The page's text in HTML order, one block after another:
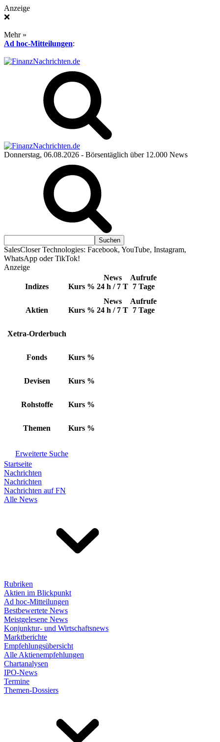
Anzeige
❌
Mehr »
Ad hoc-Mitteilungen:
Donnerstag, 06.08.2026 - Börsentäglich über 12.000 News
SalesCloser Technologies: Facebook, YouTube, Instagram,
WhatsApp oder TikTok!
Anzeige
Indizes Kurs %
News
24 h / 7 T
Aufrufe
7 Tage
Aktien Kurs %
News
24 h / 7 T
Aufrufe
7 Tage
Xetra-Orderbuch
Fonds Kurs %
Devisen Kurs %
Rohstoffe Kurs %
Themen Kurs %
Erweiterte Suche
Startseite
Nachrichten
Nachrichten
Nachrichten auf FN
Alle News
Rubriken
Aktien im Blickpunkt
Ad hoc-Mitteilungen
Bestbewertete News
Meistgelesene News
Konjunktur- und Wirtschaftsnews
Marktberichte
Empfehlungsübersicht
Alle Aktienempfehlungen
Chartanalysen
IPO-News
Termine
Themen-Dossiers